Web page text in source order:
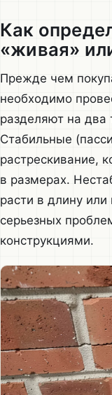
Как
«живая»
Прежде чем
необходимо
разделяют на два
Стабильные
растрескивание,
в размерах.
расти в длину или
серьезных
конструкциями.